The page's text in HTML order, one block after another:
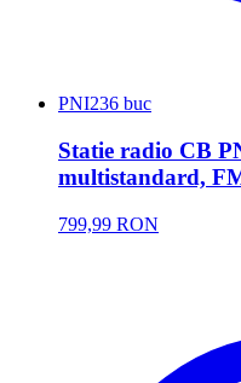
PNI236 buc
Statie radio CB
multistandard,
799,99 RON